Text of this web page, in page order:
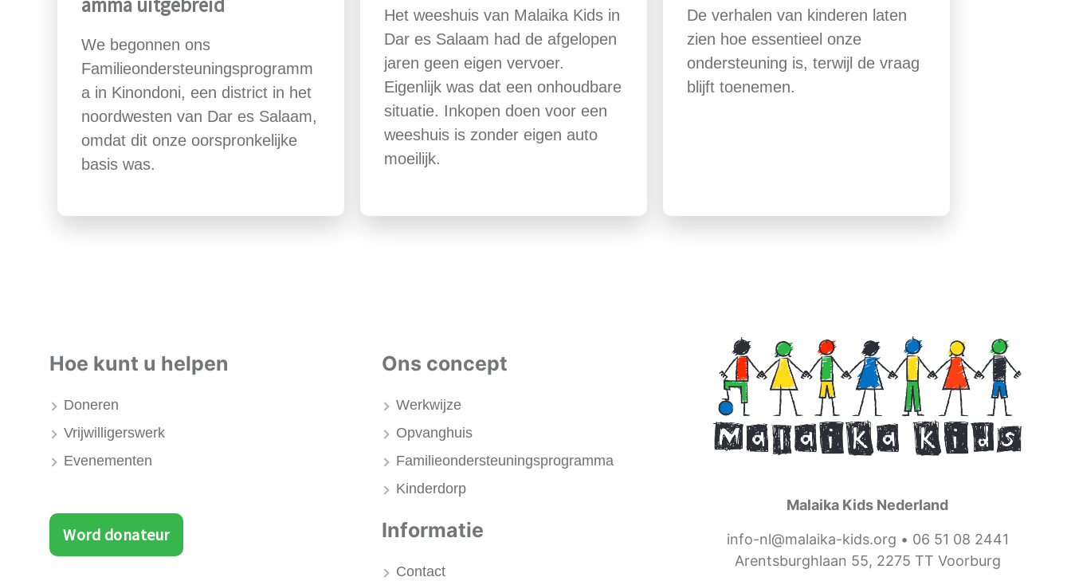
We begonnen ons
Familieondersteuningsprogramm
a in Kinondoni, een district in het
noordwesten van Dar es Salaam,
omdat dit onze oorspronkelijke
basis was.
Het weeshuis van Malaika Kids in
Dar es Salaam had de afgelopen
jaren geen eigen vervoer.
Eigenlijk was dat een onhoudbare
situatie. Inkopen doen voor een
weeshuis is zonder eigen auto
moeilijk.
De verhalen van kinderen laten
zien hoe essentieel onze
ondersteuning is, terwijl de vraag
blijft toenemen.
Hoe kunt u helpen
Doneren
Vrijwilligerswerk
Evenementen
Word donateur
Ons concept
Werkwijze
Opvanghuis
Familieondersteuningsprogramma
Kinderdorp
Informatie
Contact
Malaika Kids Nederland
info-nl@malaika-kids.org • 06 51 08 2441
Arentsburghlaan 55, 2275 TT Voorburg